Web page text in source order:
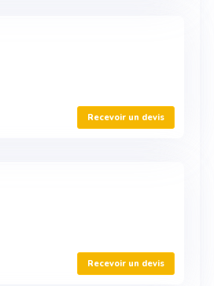
Recevoir un devis
Recevoir un devis